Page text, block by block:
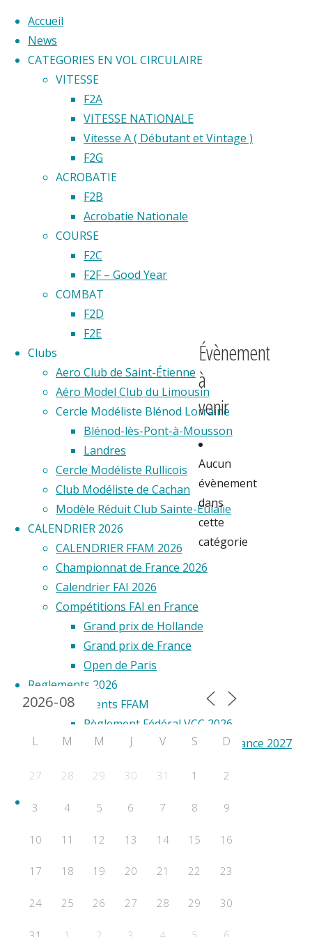
Accueil
News
CATEGORIES EN VOL CIRCULAIRE
VITESSE
F2A
VITESSE NATIONALE
Vitesse A ( Débutant et Vintage )
F2G
ACROBATIE
F2B
Acrobatie Nationale
COURSE
F2C
F2F – Good Year
COMBAT
F2D
F2E
Clubs
Aero Club de Saint-Étienne
Aéro Model Club du Limousin
Cercle Modéliste Blénod Lorraine
Blénod-lès-Pont-à-Mousson
Landres
Cercle Modéliste Rullicois
Club Modéliste de Cachan
Modèle Réduit Club Sainte-Eulalie
CALENDRIER 2026
CALENDRIER FFAM 2026
Championnat de France 2026
Calendrier FAI 2026
Compétitions FAI en France
Grand prix de Hollande
Grand prix de France
Open de Paris
Reglements 2026
Règlements FFAM
Règlement Fédéral VCC 2026
Annexe Sélection Equipe de France 2027
Règlement VCC FAI 2026
RESULTATS
WORLD CUP
F2B
F2C
de Paris
Évènement
à
venir
Aucun
évènement
dans
cette
catégorie
Partager
Calendrier 2024
L M M J V S D
27 28 29 30 31 1 2
3 4 5 6 7 8 9
10 11 12 13 14 15 16
17 18 19 20 21 22 23
24 25 26 27 28 29 30
©2020 Vol circulaire commandé